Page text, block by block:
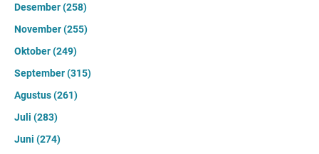
Desember(258)
November(255)
Oktober(249)
September(315)
Agustus(261)
Juli (283)
Juni (274)